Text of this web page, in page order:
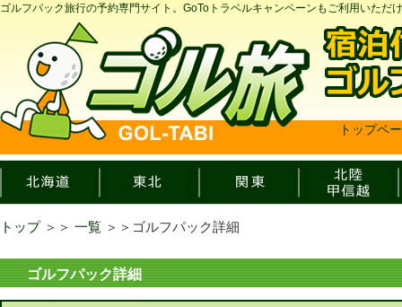
ゴルフパック旅行の予約専門サイト。GoToトラベルキャンペーンもご利用いただ
トップペ
トップ ＞＞ 一覧 ＞＞ ゴルフパック詳細
ゴルフパック詳細